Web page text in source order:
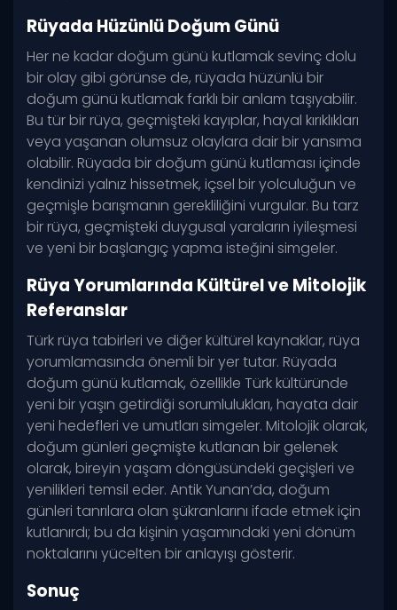
Rüyada Hüzünlü Doğum Günü
Her ne kadar doğum günü kutlamak sevinç dolu
bir olay gibi görünse de, rüyada hüzünlü bir
doğum günü kutlamak farklı bir anlam taşıyabilir.
Bu tür bir rüya, geçmişteki kayıplar, hayal kırıklıkları
veya yaşanan olumsuz olaylara dair bir yansıma
olabilir. Rüyada bir doğum günü kutlaması içinde
kendinizi yalnız hissetmek, içsel bir yolculuğun ve
geçmişle barışmanın gerekliliğini vurgular. Bu tarz
bir rüya, geçmişteki duygusal yaraların iyileşmesi
ve yeni bir başlangıç yapma isteğini simgeler.
Rüya Yorumlarında Kültürel ve Mitolojik
Referanslar
Türk rüya tabirleri ve diğer kültürel kaynaklar, rüya
yorumlamasında önemli bir yer tutar. Rüyada
doğum günü kutlamak, özellikle Türk kültüründe
yeni bir yaşın getirdiği sorumlulukları, hayata dair
yeni hedefleri ve umutları simgeler. Mitolojik olarak,
doğum günleri geçmişte kutlanan bir gelenek
olarak, bireyin yaşam döngüsündeki geçişleri ve
yenilikleri temsil eder. Antik Yunan’da, doğum
günleri tanrılara olan şükranlarını ifade etmek için
kutlanırdı; bu da kişinin yaşamındaki yeni dönüm
noktalarını yücelten bir anlayışı gösterir.
Sonuç